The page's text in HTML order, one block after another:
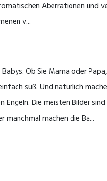
Aberrationen und
v...
Ob Sie Mama oder
süß. Und natürlich
Engeln. Die meisten Bilder
manchmal machen die Ba...